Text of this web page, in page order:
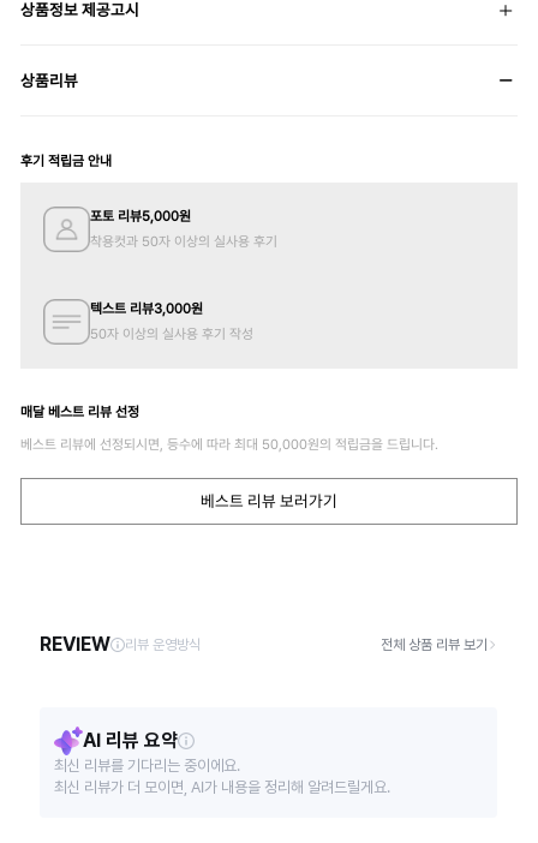
상품정보 제공고시
상품리뷰
후기 적립금 안내
포토 리뷰5,000원
착용컷과 50자 이상의 실사용 후기
텍스트 리뷰3,000원
50자 이상의 실사용 후기 작성
매달 베스트 리뷰 선정
베스트 리뷰에 선정되시면, 등수에 따라 최대 50,000원의 적립금을 드립니다.
베스트 리뷰 보러가기